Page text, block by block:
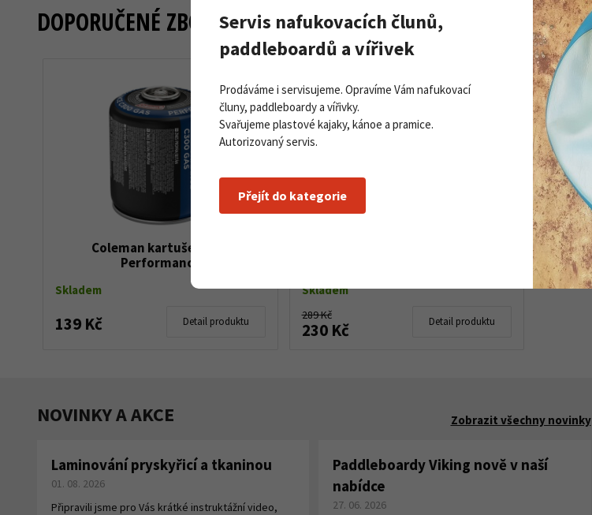
DOPORUČENÉ ZBOŽÍ
Coleman kartuše C 300
Performance
Skladem
139 Kč Detail produktu
Novinka
Skladem
289 Kč
230 Kč Detail produktu
NOVINKY A AKCE Zobrazit všechny novinky
Laminování pryskyřicí a tkaninou
01. 08. 2026
Připravili jsme pro Vás krátké instruktážní video,
Paddleboardy Viking nově v naší
nabídce
27. 06. 2026
Servis nafukovacích člunů,
paddleboardů a vířivek
Prodáváme i servisujeme. Opravíme Vám nafukovací
čluny, paddleboardy a vířivky.
Svařujeme plastové kajaky, kánoe a pramice.
Autorizovaný servis.
Přejít do kategorie